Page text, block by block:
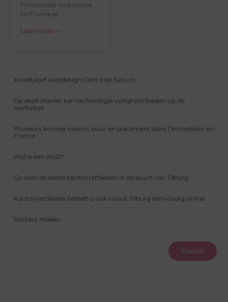
l’immobilier touristique
en France et
Lees verder »
Kwalitatief webdesign Gent met Sanum
Op deze manier kan technologie veiligheid bieden op de
werkvloer
Plusieurs bonnes raisons pour un placement dans l’immobilier en
France
Wat is een AED?
Ga voor de beste kantoorartikelen in de buurt van Tilburg
Kantoorartikelen bestelt u ook vanuit Tilburg eenvoudig online
Stickers maken
Zakelijk